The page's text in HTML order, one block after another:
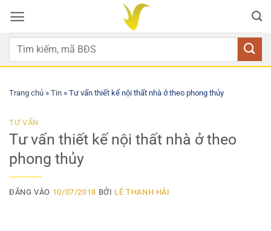
qua
dung
Trang chủ » Tin » Tư vấn thiết kế nội thất nhà ở theo phong thủy
TƯ VẤN
Tư vấn thiết kế nội thất nhà ở theo
phong thủy
ĐĂNG VÀO 10/07/2018 BỞI LÊ THANH HẢI